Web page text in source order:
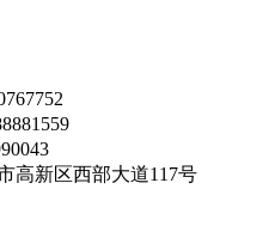
高新区西部大道117号